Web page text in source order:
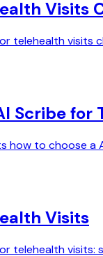
Visits
telehealth visits
Scribe for
how to choose a
Visits
telehealth